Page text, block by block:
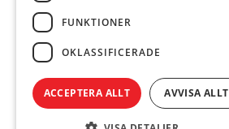
FUNKTIONER
OKLASSIFICERADE
ACCEPTERA ALLT AVVISA ALLT